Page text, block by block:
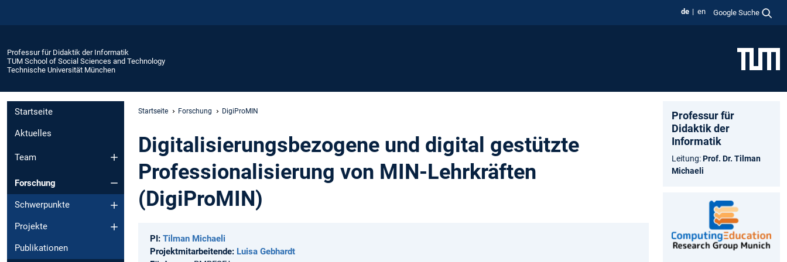
de en Google Suche
Professur für Didaktik der Informatik
TUM School of Social Sciences and Technology
Technische Universität München
Startseite
Aktuelles
Team
Forschung
Schwerpunkte
Projekte
Publikationen
Startseite Forschung DigiProMIN
Digitalisierungsbezogene und digital gestützte
Professionalisierung von MIN-Lehrkräften
(DigiProMIN)
PI: Tilman Michaeli
Projektmitarbeitende: Luisa Gebhardt
Professur für
Didaktik der
Informatik
Leitung:Prof. Dr. Tilman
Michaeli